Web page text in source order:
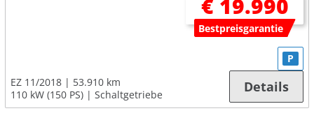
€ 19.990
Bestpreisgarantie
EZ 11/2018
53.910 km
110 kW (150 PS)
Schaltgetriebe
P
Details